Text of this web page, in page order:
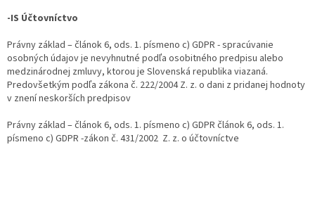
-IS Účtovníctvo
Právny základ – článok 6, ods. 1. písmeno c) GDPR - spracúvanie
osobných údajov je nevyhnutné podľa osobitného predpisu alebo
medzinárodnej zmluvy, ktorou je Slovenská republika viazaná.
Predovšetkým podľa zákona č. 222/2004 Z. z. o dani z pridanej hodnoty
v znení neskorších predpisov
Právny základ – článok 6, ods. 1. písmeno c) GDPR článok 6, ods. 1.
písmeno c) GDPR -zákon č. 431/2002 Z. z. o účtovníctve